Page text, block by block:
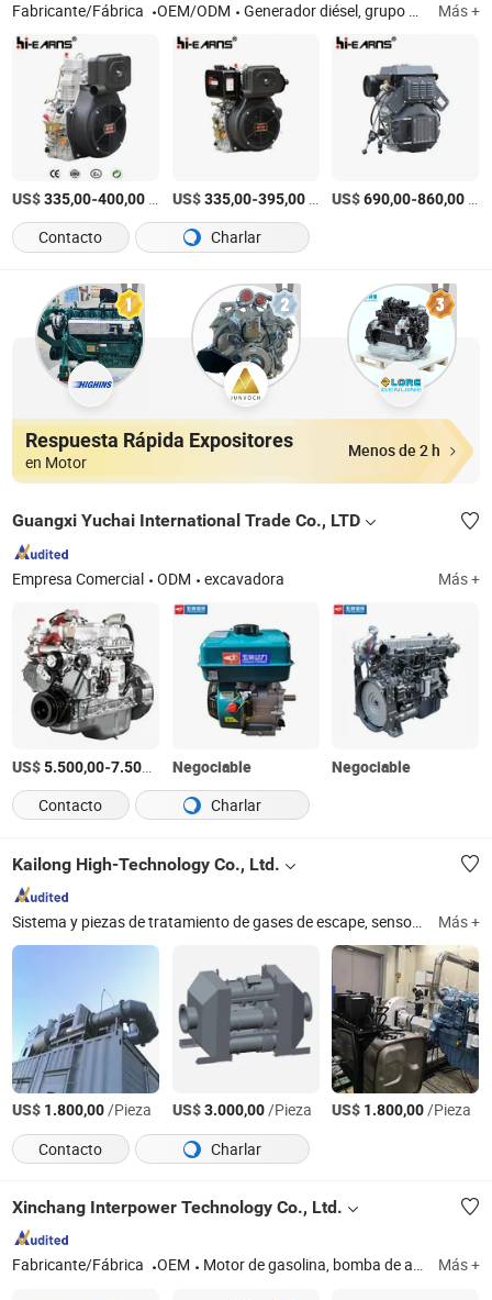
Fabricante/Fábrica OEM/ODM Generador diésel, grupo electrógeno diésel, genset diésel, motor diésel, bomba de agua, generador, equipo agrícola menor, máquina de construcción Más +
US$335,00-400,00 US$335,00-395,00/Pieza US$690,00-860,00
Contacto
Charlar
Respuesta Rápida Expositores
en Motor
Menos de 2 h
Guangxi Yuchai International Trade Co., LTD
Empresa Comercial ODM excavadora Más +
US$5.500,00-7.500,00 /Pieza
Negociable
Negociable
Contacto
Charlar
Kailong High-Technology Co., Ltd.
Sistema y piezas de tratamiento de gases de escape, sensor de urea y piezas, catalizador, bomba de urea Más +
US$ 1.800,00/Pieza US$3.000,00/Pieza US$ 1.800,00/Pieza
Contacto
Charlar
Xinchang Interpower Technology Co., Ltd.
Fabricante/Fábrica OEM Motor de gasolina, bomba de agua de gasolina, generador de gasolina, cultivador, cortadora de césped, pulverizadores Más +